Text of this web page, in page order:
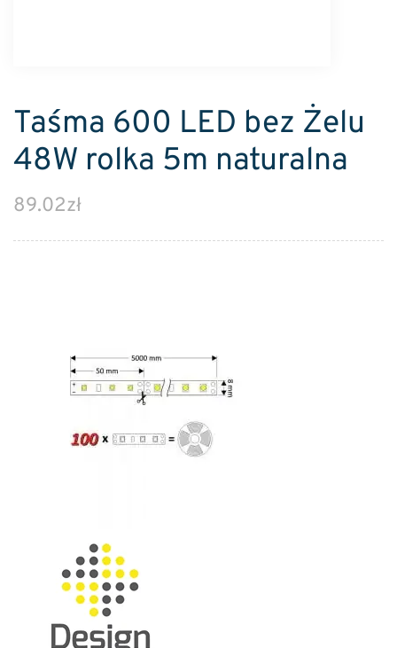
Taśma 600 LED bez Żelu
48W rolka 5m naturalna
89.02zł